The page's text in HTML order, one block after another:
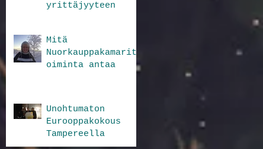
yrittäjyyteen
Mitä
Nuorkauppakamarit
oiminta antaa
Unohtumaton
Eurooppakokous
Tampereella